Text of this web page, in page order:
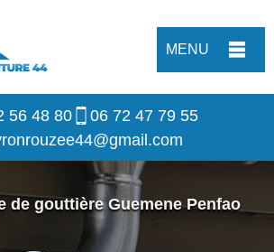
MENU
56 48 80
06 72 47 79 55
de gouttière Guemene Penfao